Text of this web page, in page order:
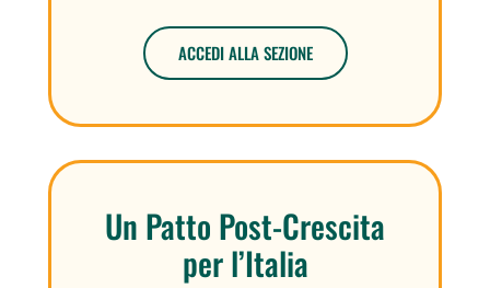
ACCEDI ALLA SEZIONE
Un Patto Post-Crescita
per l’Italia